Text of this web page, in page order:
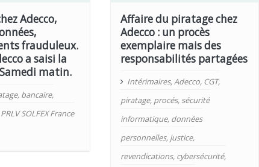
Affaire du piratage chez
Adecco : un procès
exemplaire mais des
responsabilités partagées
Intérimaires,Adecco, CGT,
piratage, procés, sécurité
informatique, données
personnelles, justice,
revendications, cybersécurité,
Adecco,
frauduleux.
a saisi la
matin.
, bancaire,
PRLV SOLFEX France